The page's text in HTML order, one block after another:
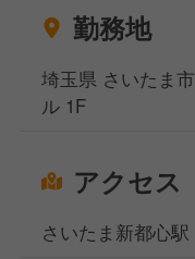
勤務地
埼玉県 さいたま
ル 1F
アクセス
さいたま新都心